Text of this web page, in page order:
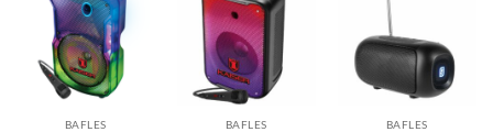
BAFLES BAFLES BAFLES